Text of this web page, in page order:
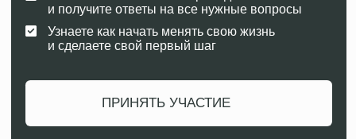
за 7 дней
на дне открытых дверей в
академии Милорд
4 декабря в 15:00